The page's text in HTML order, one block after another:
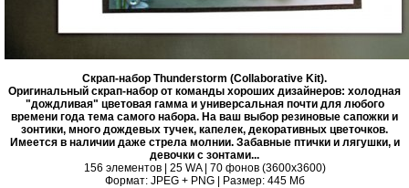
Скрап-набор Thunderstorm (Collaborative Kit).
Оригинальный скрап-набор от команды хороших дизайнеров: холодная
"дождливая" цветовая гамма и универсальная почти для любого
времени года тема самого набора. На ваш выбор резиновые сапожки и
зонтики, много дождевых тучек, капелек, декоративных цветочков.
Имеется в наличии даже стрела молнии. Забавные птички и лягушки, и
девочки с зонтами...
156 элементов | 25 WA | 70 фонов (3600х3600)
Формат: JPEG + PNG | Размер: 445 Mб